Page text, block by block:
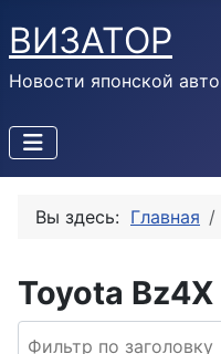
ВИЗАТОР
Новости японской
Вы здесь: Главная
Toyota Bz4X